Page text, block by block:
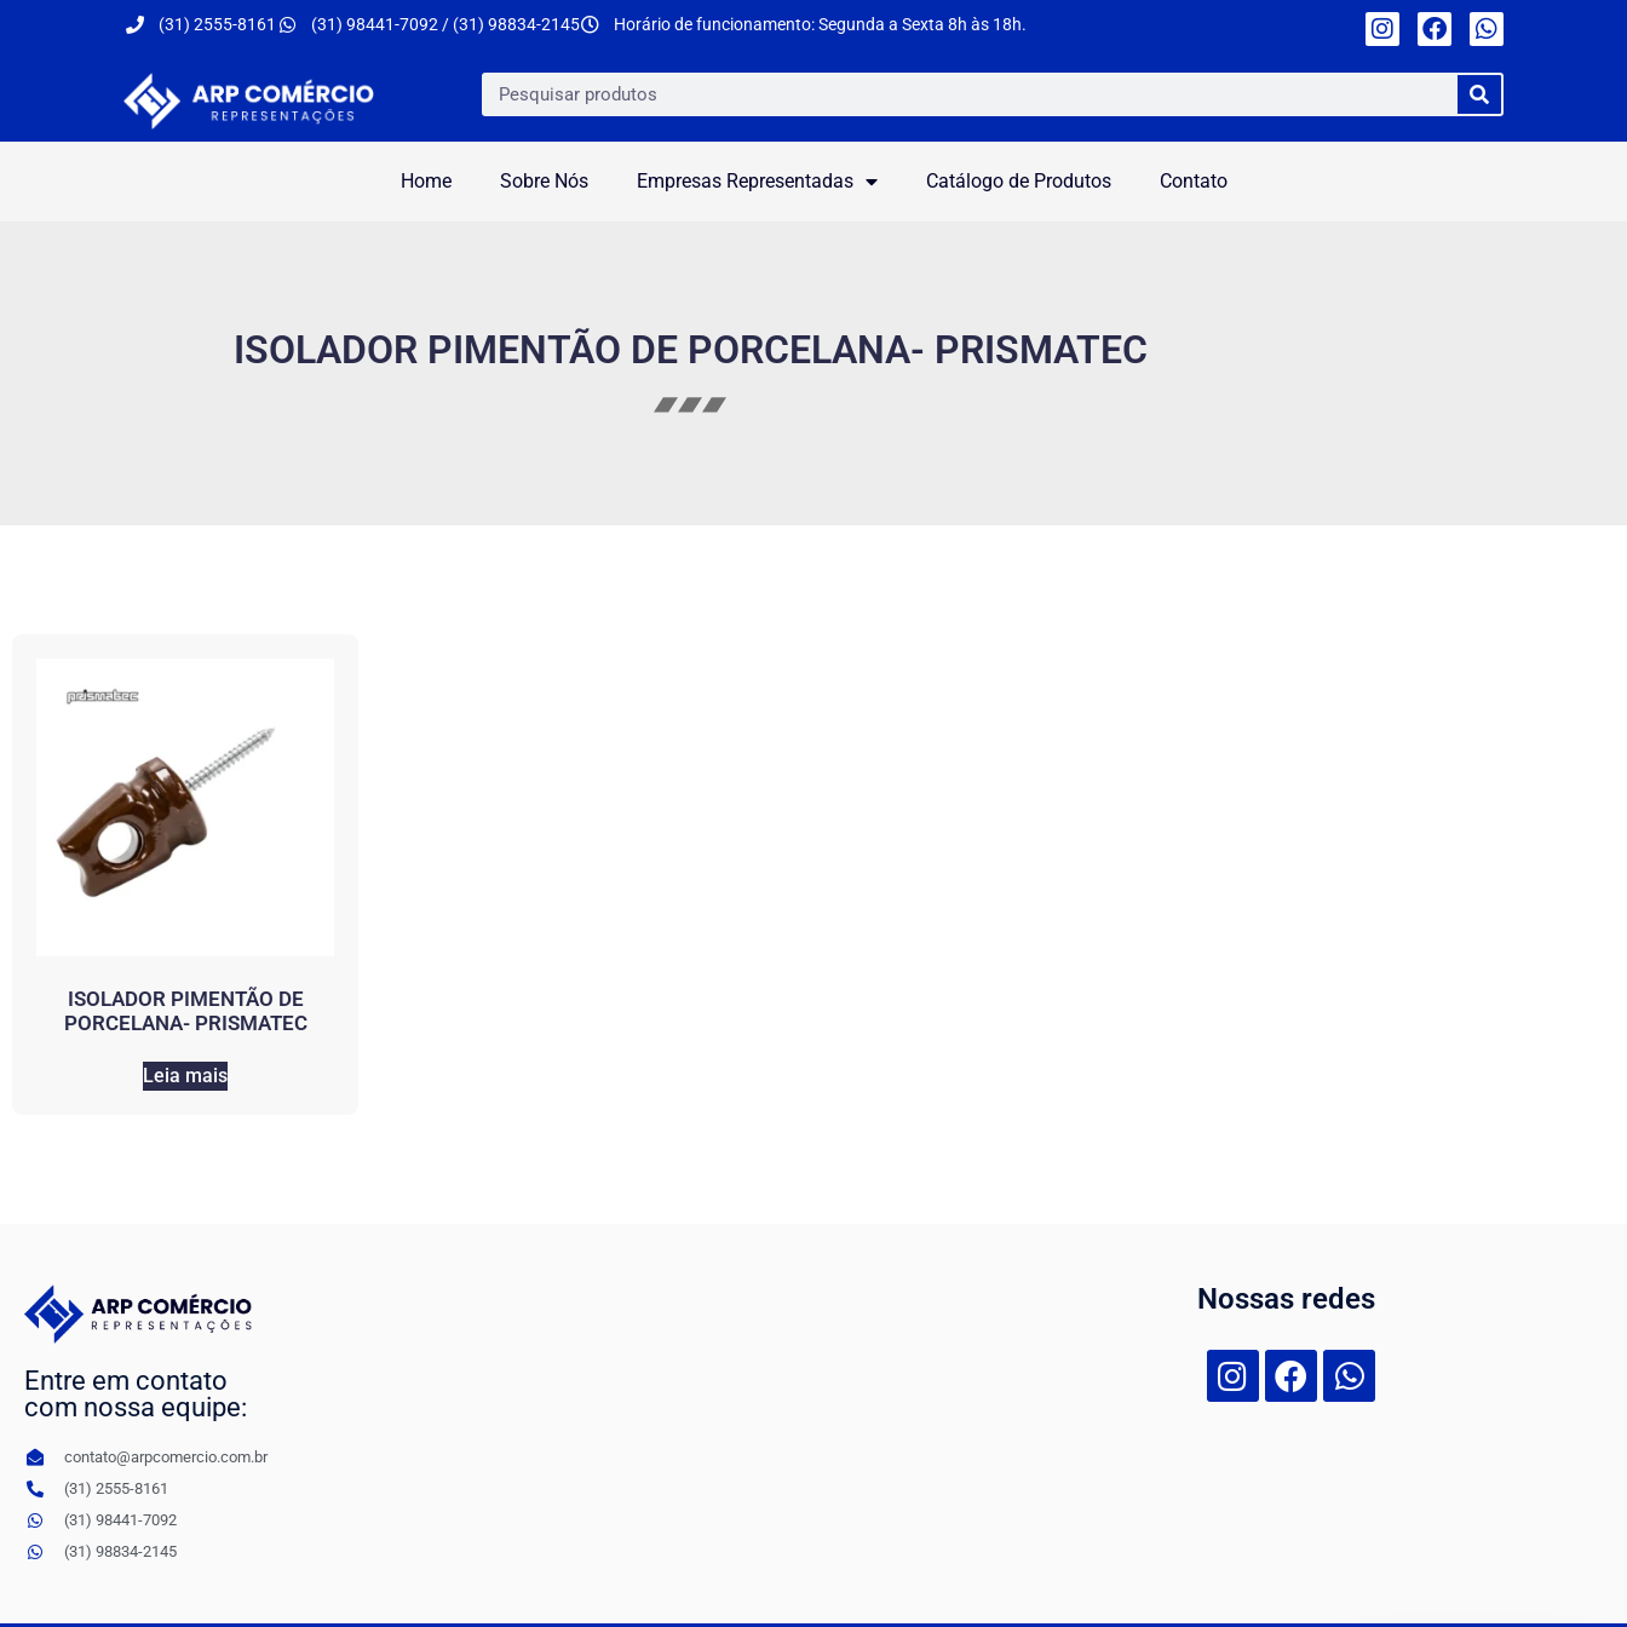
(31) 2555-8161 (31) 98441-7092 / (31) 98834-2145 Horário de funcionamento: Segunda a Sexta 8h às 18h.
Home Sobre Nós Empresas Representadas Catálogo de Produtos Contato
ISOLADOR PIMENTÃO DE PORCELANA- PRISMATEC
ISOLADOR PIMENTÃO DE
PORCELANA- PRISMATEC
Leia mais
Entre em contato
com nossa equipe:
contato@arpcomercio.com.br
(31) 2555-8161
(31) 98441-7092
(31) 98834-2145
Nossas redes